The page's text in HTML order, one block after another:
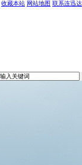
收藏本站 网站地图 联系连迅达